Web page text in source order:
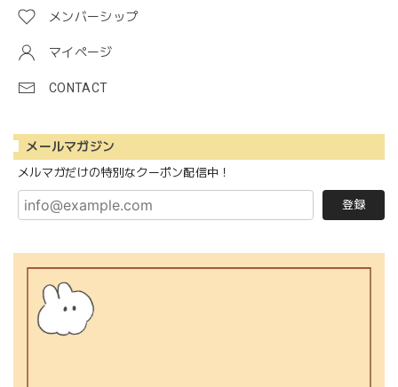
メンバーシップ
マイページ
CONTACT
メールマガジン
メルマガだけの特別なクーポン配信中！
登録